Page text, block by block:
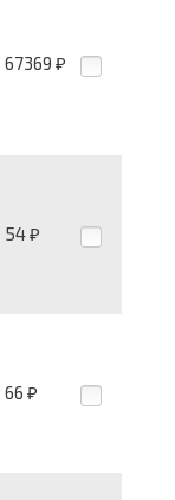
67369 ₽
54 ₽
66 ₽